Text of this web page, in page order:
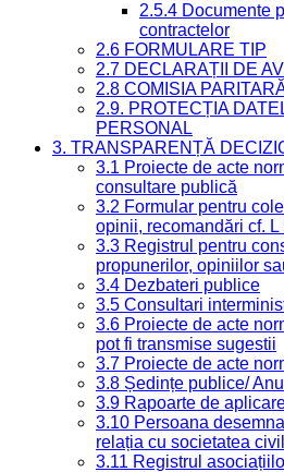
2.5.4 Documente
contractelor
2.6 FORMULARE TIP
2.7 DECLARAȚII DE
2.8 COMISIA
2.9. PROTECȚIA
PERSONAL
3. TRANSPARENȚĂ
3.1 Proiecte de acte
consultare publică
3.2 Formular pentru
opinii, recomandări cf. L
3.3 Registrul pentru
propunerilor, opiniilor
3.4 Dezbateri publice
3.5 Consultari
3.6 Proiecte de acte
pot fi transmise sugestii
3.7 Proiecte de acte
3.8 Ședințe publice/
3.9 Rapoarte de
3.10 Persoana
relația cu societatea
3.11 Registrul